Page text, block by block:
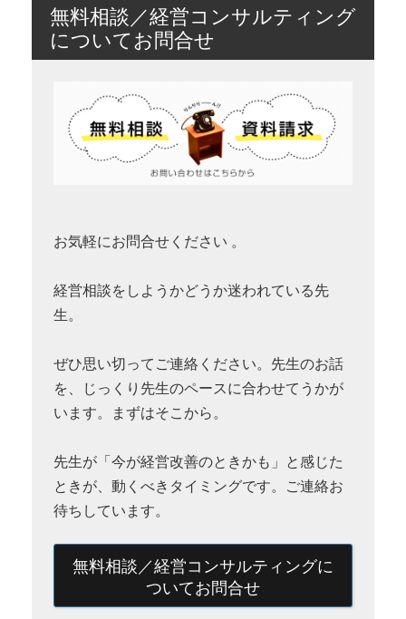
無料相談／経営コンサルティング
についてお問合せ
お気軽にお問合せください 。
経営相談をしようかどうか迷われている先
生。
ぜひ思い切ってご連絡ください。先生のお話
を、じっくり先生のペースに合わせてうかが
います。まずはそこから。
先生が「今が経営改善のときかも」と感じた
ときが、動くべきタイミングです。ご連絡お
待ちしています。
無料相談／経営コンサルティングに
ついてお問合せ